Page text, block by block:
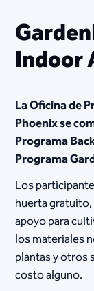
Indoor
La Oficina de
Phoenix se
Programa
Programa
Los
huerta
apoyo para
los materiales
plantas y otros
costo alguno.